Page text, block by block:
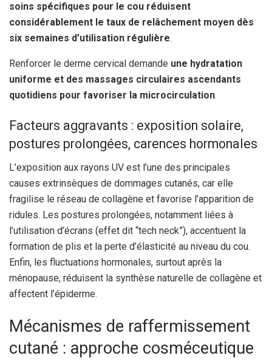
soins spécifiques pour le cou réduisent
considérablement le taux de relâchement moyen dès
six semaines d’utilisation régulière.
Renforcer le derme cervical demande une hydratation
uniforme et des massages circulaires ascendants
quotidiens pour favoriser la microcirculation.
Facteurs aggravants : exposition solaire,
postures prolongées, carences hormonales
L’exposition aux rayons UV est l’une des principales
causes extrinsèques de dommages cutanés, car elle
fragilise le réseau de collagène et favorise l’apparition de
ridules. Les postures prolongées, notamment liées à
l’utilisation d’écrans (effet dit “tech neck”), accentuent la
formation de plis et la perte d’élasticité au niveau du cou.
Enfin, les fluctuations hormonales, surtout après la
ménopause, réduisent la synthèse naturelle de collagène et
affectent l’épiderme.
Mécanismes de raffermissement
cutané : approche cosméceutique